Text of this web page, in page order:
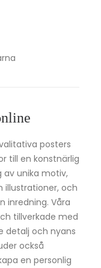
posters
till en konstnärlig
av unika motiv,
illustrationer, och
inredning. Våra
tillverkade med
detalj och nyans
också
en personlig